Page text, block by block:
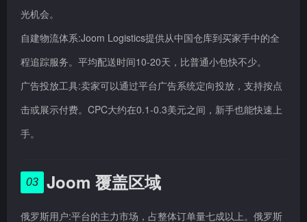
光机会。
自建物流体系:Joom Logistics提供从中国仓库到买家手中的全
程追踪服务。平均配送时间10-20天，比普通小包快不少。
广告投放工具:卖家可以通过平台广告系统定向投放，支持按点
击或展示付费。CPC大约在0.1-0.3美元之间，新手也能快速上
手。
03 Joom 覆盖区域
俄罗斯用户:平台的主力市场，占整体订单量七成以上。俄罗斯